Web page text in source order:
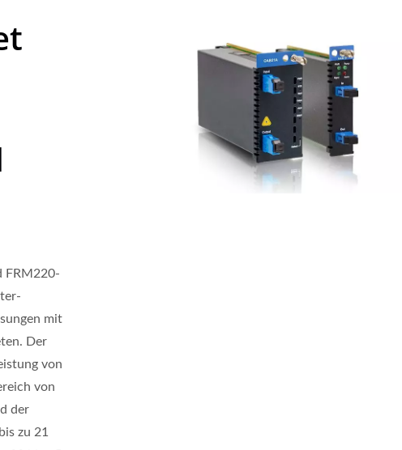
FRM220-
mit
Der
von
von
der
zu 21